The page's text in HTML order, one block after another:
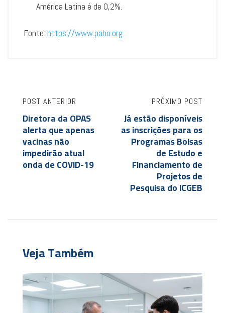
América Latina é de 0,2%.
Fonte: https://www.paho.org
POST ANTERIOR
Diretora da OPAS
alerta que apenas
vacinas não
impedirão atual
onda de COVID-19
PRÓXIMO POST
Já estão disponíveis
as inscrições para os
Programas Bolsas
de Estudo e
Financiamento de
Projetos de
Pesquisa do ICGEB
Veja Também